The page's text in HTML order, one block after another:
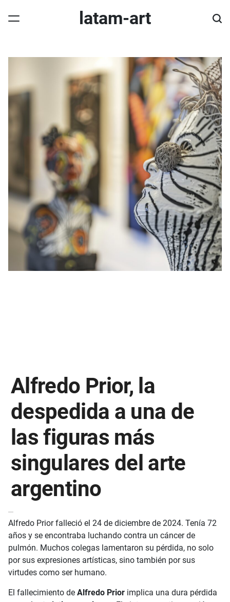
latam-art
Alfredo Prior, la
despedida a una de
las figuras más
singulares del arte
argentino
Alfredo Prior falleció el 24 de diciembre de 2024. Tenía 72
años y se encontraba luchando contra un cáncer de
pulmón. Muchos colegas lamentaron su pérdida, no solo
por sus expresiones artísticas, sino también por sus
virtudes como ser humano.
El fallecimiento de Alfredo Prior implica una dura pérdida